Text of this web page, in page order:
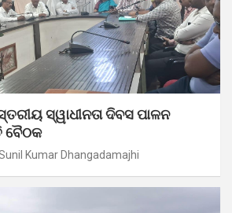
ସ୍ୱାଧୀନତା ଦିବସ ପାଳନ
ବୈଠକ
Kumar Dhangadamajhi